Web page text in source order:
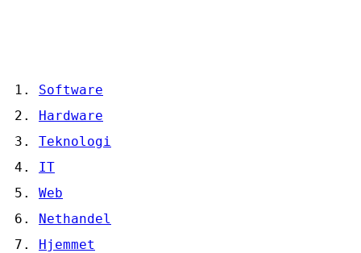
Software
Hardware
Teknologi
IT
Web
Nethandel
Hjemmet